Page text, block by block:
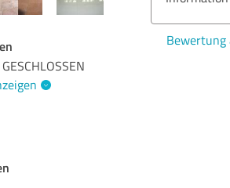
GESCHLOSSEN
Bewertung